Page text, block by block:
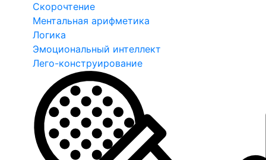
Скорочтение
Ментальная арифметика
Логика
Эмоциональный интеллект
Лего-конструирование